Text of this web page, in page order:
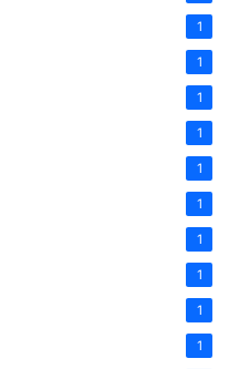
1
1
1
1
1
1
1
1
1
1